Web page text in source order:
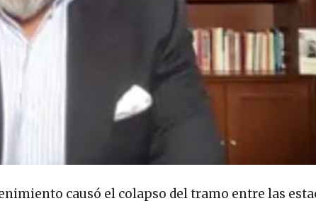
causó el colapso del tramo entre las